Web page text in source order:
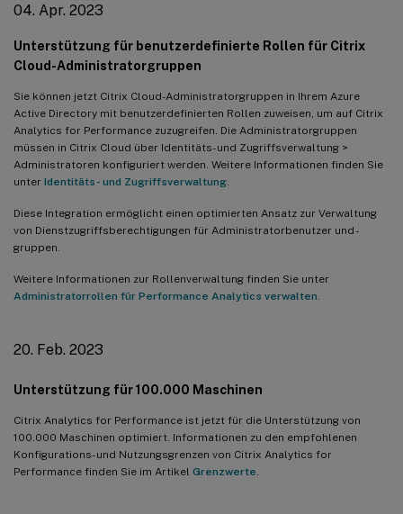
04. Apr. 2023
Unterstützung für benutzerdefinierte Rollen für Citrix
Cloud-Administratorgruppen
Sie können jetzt Citrix Cloud-Administratorgruppen in Ihrem Azure
Active Directory mit benutzerdefinierten Rollen zuweisen, um auf Citrix
Analytics for Performance zuzugreifen. Die Administratorgruppen
müssen in Citrix Cloud über Identitäts- und Zugriffsverwaltung >
Administratoren konfiguriert werden. Weitere Informationen finden Sie
unter Identitäts- und Zugriffsverwaltung
Diese Integration ermöglicht einen optimierten Ansatz zur Verwaltung
von Dienstzugriffsberechtigungen für Administratorbenutzer und -
gruppen.
Weitere Informationen zur Rollenverwaltung finden Sie unter
Administratorrollen für Performance Analytics verwalten
20. Feb. 2023
Unterstützung für 100.000 Maschinen
Citrix Analytics for Performance ist jetzt für die Unterstützung von
100.000 Maschinen optimiert. Informationen zu den empfohlenen
Konfigurations- und Nutzungsgrenzen von Citrix Analytics for
Performance finden Sie im Artikel Grenzwerte